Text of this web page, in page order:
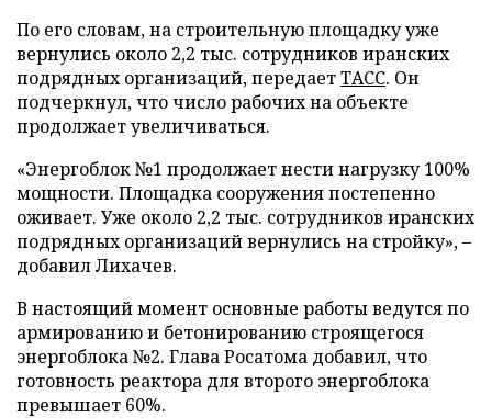
По его словам, на строительную площадку уже
вернулись около 2,2 тыс. сотрудников иранских
подрядных организаций, передаетТАСС. Он
подчеркнул, что число рабочих на объекте
продолжает увеличиваться.
«Энергоблок №1 продолжает нести нагрузку 100%
мощности. Площадка сооружения постепенно
оживает. Уже около 2,2 тыс. сотрудников иранских
подрядных организаций вернулись на стройку», –
добавил Лихачев.
В настоящий момент основные работы ведутся по
армированию и бетонированию строящегося
энергоблока №2. Глава Росатома добавил, что
готовность реактора для второго энергоблока
превышает 60%.